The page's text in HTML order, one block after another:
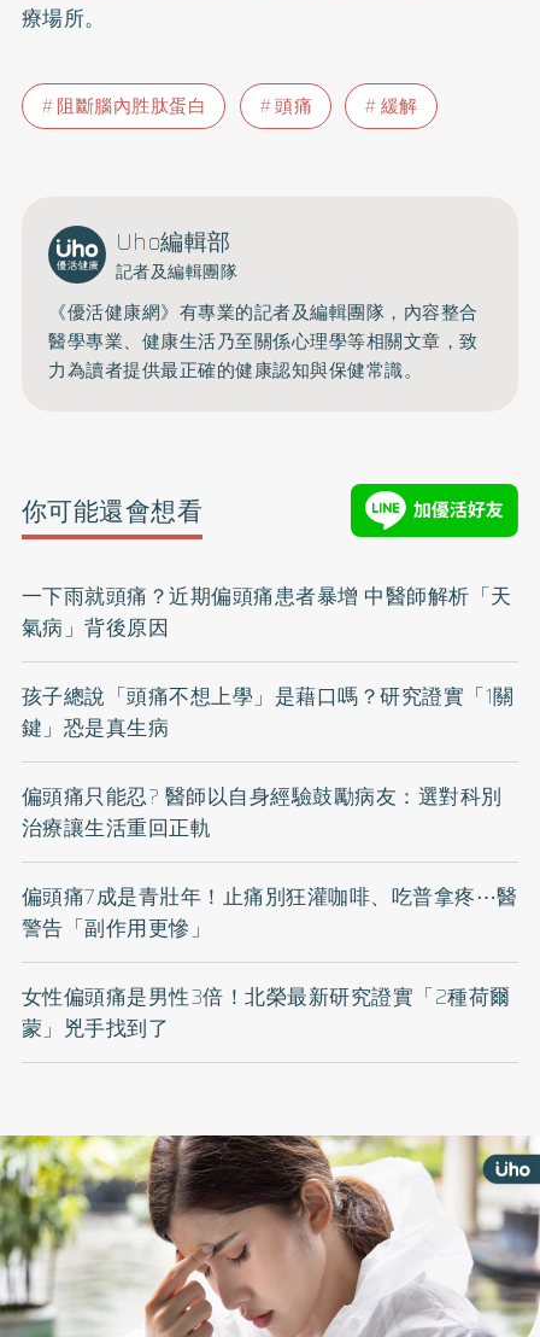
療場所。
阻斷腦內胜肽蛋白 頭痛 緩解
Uho編輯部
記者及編輯團隊
《優活健康網》有專業的記者及編輯團隊，內容整合
醫學專業、健康生活乃至關係心理學等相關文章，致
力為讀者提供最正確的健康認知與保健常識。
你可能還會想看
一下雨就頭痛？近期偏頭痛患者暴增 中醫師解析「天
氣病」背後原因
孩子總說「頭痛不想上學」是藉口嗎？研究證實「1關
鍵」恐是真生病
偏頭痛只能忍? 醫師以自身經驗鼓勵病友：選對科別
治療讓生活重回正軌
偏頭痛7成是青壯年！止痛別狂灌咖啡、吃普拿疼⋯醫
警告「副作用更慘」
女性偏頭痛是男性3倍！北榮最新研究證實「2種荷爾
蒙」兇手找到了